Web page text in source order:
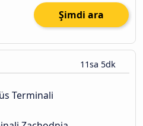
Şimdi ara
11sa 5dk
Terminali